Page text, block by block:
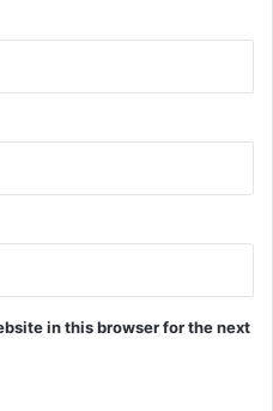
in this browser for the next